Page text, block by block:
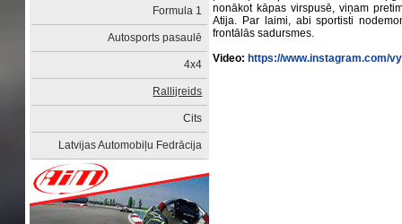
Formula 1
Autosports pasaulē
4x4
Rallijreids
Cits
Latvijas Automobiļu Fedrācija
nonākot kāpas virspusē, viņam
Atija. Par laimi, abi sportisti
frontālās sadursmes.
Video: https://www.instagram.com/